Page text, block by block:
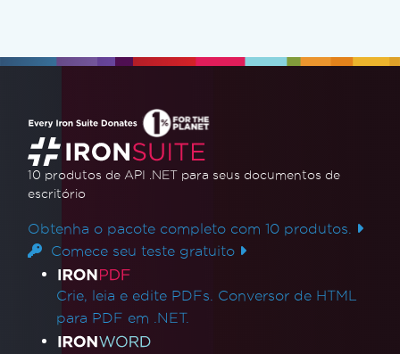
10 produtos de API .NET para seus documentos de
escritório
Obtenha o pacote completo com 10 produtos.
Comece seu teste gratuito
Links de produtos
Crie, leia e edite PDFs. Conversor de HTML
para PDF em .NET.